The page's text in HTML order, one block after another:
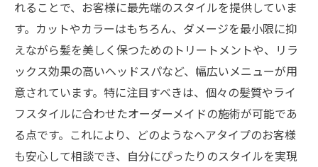
れることで、お客様に最先端のスタイルを提供していま
す。カットやカラーはもちろん、ダメージを最小限に抑
えながら髪を美しく保つためのトリートメントや、リラ
ックス効果の高いヘッドスパなど、幅広いメニューが用
意されています。特に注目すべきは、個々の髪質やライ
フスタイルに合わせたオーダーメイドの施術が可能であ
る点です。これにより、どのようなヘアタイプのお客様
も安心して相談でき、自分にぴったりのスタイルを実現